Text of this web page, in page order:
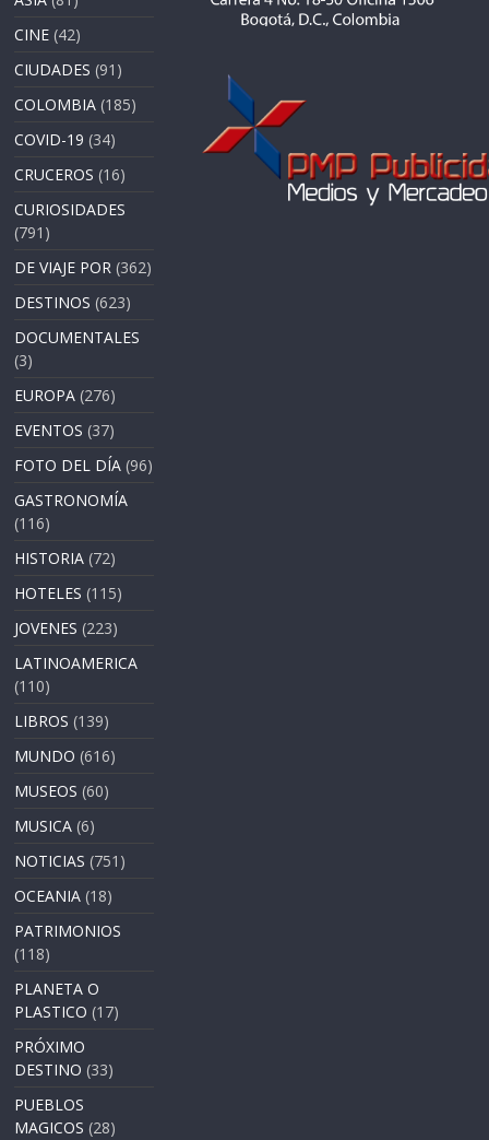
CINE (42)
CIUDADES (91)
COLOMBIA (185)
COVID-19 (34)
CRUCEROS (16)
CURIOSIDADES
(791)
DE VIAJE POR (362)
DESTINOS (623)
DOCUMENTALES
(3)
EUROPA (276)
EVENTOS (37)
FOTO DEL DÍA (96)
GASTRONOMÍA
(116)
HISTORIA (72)
HOTELES (115)
JOVENES (223)
LATINOAMERICA
(110)
LIBROS (139)
MUNDO (616)
MUSEOS (60)
MUSICA (6)
NOTICIAS (751)
OCEANIA (18)
PATRIMONIOS
(118)
PLANETA O
PLASTICO (17)
PRÓXIMO
DESTINO (33)
PUEBLOS
MAGICOS (28)